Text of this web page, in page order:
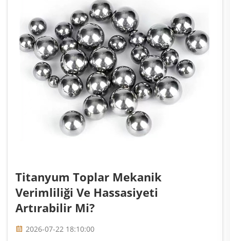
Titanyum Toplar Mekanik
Verimliliği Ve Hassasiyeti
Artırabilir Mi?
2026-07-22 18:10:00